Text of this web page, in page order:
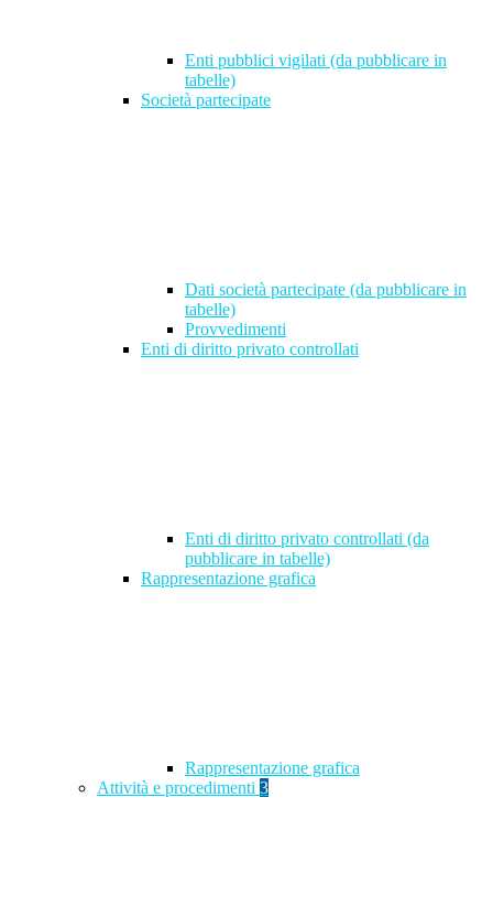
Enti pubblici vigilati (da pubblicare in
tabelle)
Società partecipate
Dati società partecipate (da pubblicare in
tabelle)
Provvedimenti
Enti di diritto privato controllati
Enti di diritto privato controllati (da
pubblicare in tabelle)
Rappresentazione grafica
Rappresentazione grafica
Attività e procedimenti 3